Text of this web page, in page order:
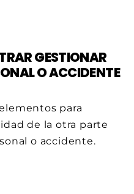
GESTIONAR
O ACCIDENTE
para
de la otra parte
o accidente.